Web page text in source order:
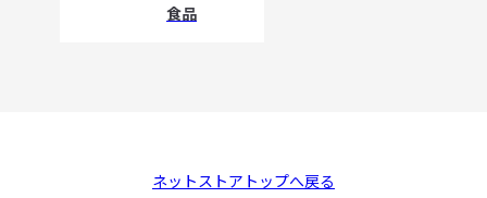
食品
ネットストアトップへ戻る